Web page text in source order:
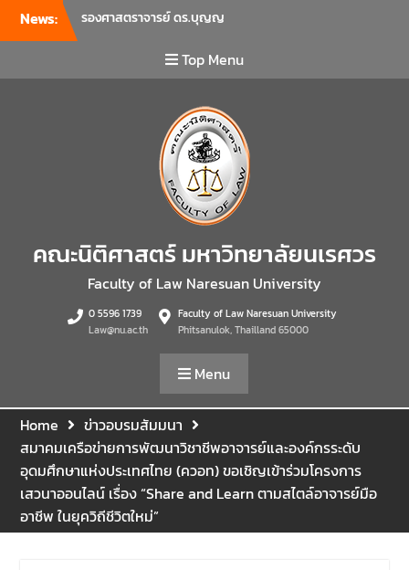
News:
รองศาสตราจารย์ ดร.บุญญ
คณะนิติศาสตร์ เป็นประธานที่
ประชุมผู้บริหารคณะพบ
เป็นการเตรียมพร้อมก่อนเปิด
ภาคเรียนต้น ปีการศึกษา 2569
พร้อมด้วยรองคณบดีทุกฝ่าย
เข้าร่วมแจ้งนโยบายแนวทาง
การบริหารงานในแต่ละด้านของ
คณะ รวมทั้งการเตรียมความ
รายวิชาวิจัยทางกฎหมาย และ
รายวิชาตรรกศาสตร์และการ
ประชุมชั้น 3 อาคารคณะ
นิติศาสตร์ มหาวิทยาลัยนเรศวร
คณะนิติศาสตร์ มหาวิทยาลัย
นเรศวร จัดโครงการเตรียม
ความพร้อมเพื่อรับมือภัยพิบัติ
และปฐมพยาบาลเบื้องต้น
ประจำปี 2569 ณ ห้อง 2-311
อาคารปราบไตรจักร 2
มหาวิทยาลัยนเรศวร โดย
กิจกรรมดังกล่าวจัดขึ้นสำหรับ
บุคลากรที่ปฏิบัติงาน ณ กลุ่ม
Top Menu
คณะนิติศาสตร์ มหาวิทยาลัยนเรศวร
Faculty of Law Naresuan University
0 5596 1739
Law@nu.ac.th
Faculty of Law Naresuan University
Phitsanulok, Thailland 65000
Menu
Home
ข่าวอบรมสัมมนา
สมาคมเครือข่ายการพัฒนาวิชาชีพอาจารย์และองค์กรระดับ
อุดมศึกษาแห่งประเทศไทย (ควอท) ขอเชิญเข้าร่วมโครงการ
เสวนาออนไลน์ เรื่อง “Share and Learn ตามสไตล์อาจารย์มือ
อาชีพ ในยุควิถีชีวิตใหม่”